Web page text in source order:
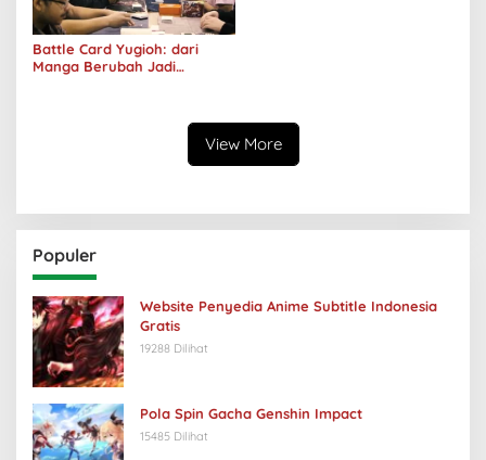
Battle Card Yugioh: dari
Manga Berubah Jadi
View More
Populer
Website Penyedia Anime Subtitle Indonesia
Gratis
19288 Dilihat
Pola Spin Gacha Genshin Impact
15485 Dilihat